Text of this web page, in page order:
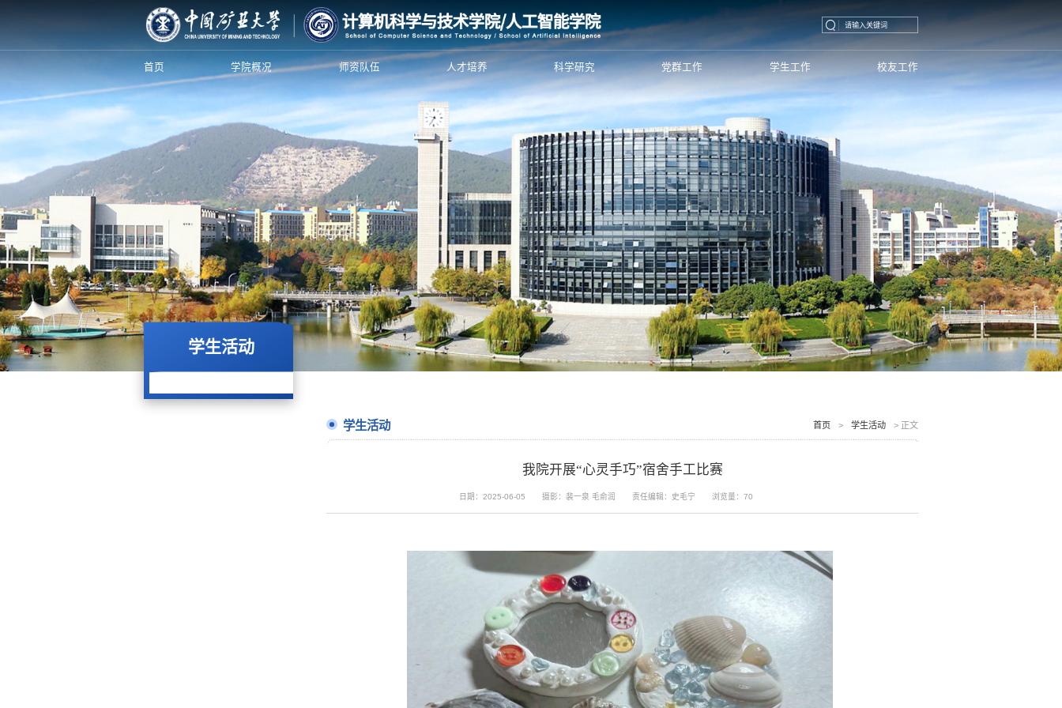
首页 学院概况 师资队伍 人才培养 科学研究 党群工作 学生工作 校友工作
学生活动
学生活动 首页 > 学生活动 > 正文
我院开展“心灵手巧”宿舍手工比赛
日期：2025-06-05 摄影：裴一泉 毛俞润 责任编辑：史毛宁 浏览量： 70